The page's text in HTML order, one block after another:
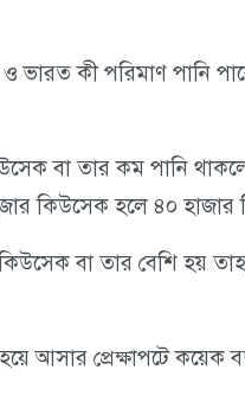
ভারত কী পরিমাণ পানি
বা তার কম পানি
কিউসেক হলে ৪০ হাজার
বা তার বেশি হয়
আসার প্রেক্ষাপটে কয়েক